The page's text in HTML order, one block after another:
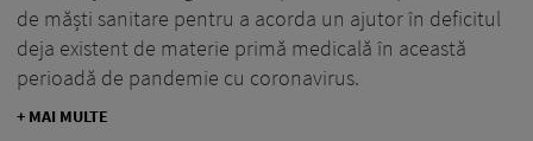
de măști sanitare pentru a acorda un ajutor în deficitul
deja existent de materie primă medicală în această
perioadă de pandemie cu coronavirus.
+ MAI MULTE